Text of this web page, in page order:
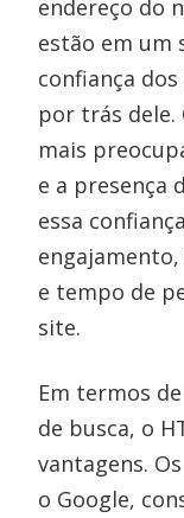
endereço do
estão em um
confiança
por trás dele.
mais
e a presença
essa
e tempo de
site.
Em termos
de busca, o
vantagens.
o Google,